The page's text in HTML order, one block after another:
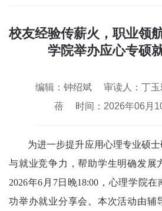
校友经验传薪火，职业
学院举办应心专硕
编辑：钟绍斌
审读人：丁
蓓
时间：2026年06月
为进一步提升应用心理专业硕
与就业竞争力，帮助学生明确发展
2026年6月7日晚18:00，心理学院
功举办就业分享会。 本次活动由辅